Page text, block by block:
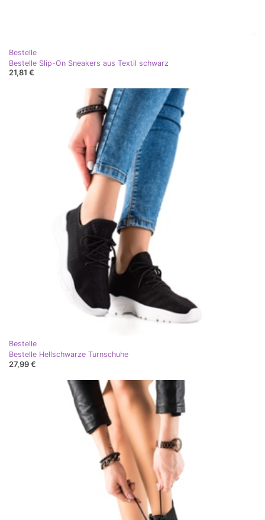
Bestelle
Bestelle Slip-On Sneakers aus Textil schwarz
21,81 €
Bestelle
Bestelle Hellschwarze Turnschuhe
27,99 €